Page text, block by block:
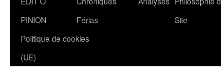
contenu
PINION
Férias
Site
Politique de cookies
(UE)